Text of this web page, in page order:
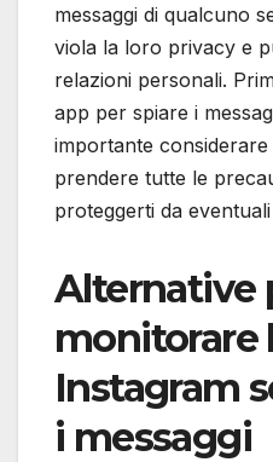
messaggi di qualcuno
viola la loro privacy e
relazioni personali.
app per spiare i
importante
prendere tutte le
proteggerti da
Alternative
monitorare
Instagram
i messaggi